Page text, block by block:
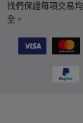
找們保證每項交易
全。